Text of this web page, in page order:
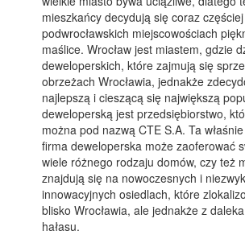
mieszkańcy decydują się coraz
podwrocławskich miejscowościach
maślice. Wrocław jest miastem, gdzie
deweloperskich, które zajmują się
obrzeżach Wrocławia, jednakże
najlepszą i cieszącą się największą
deweloperską jest przedsiębiorstwo,
można pod nazwą CTE S.A. Ta
firma deweloperska może zaoferować
wiele różnego rodzaju domów, czy też
znajdują się na nowoczesnych i
innowacyjnych osiedlach, które
blisko Wrocławia, ale jednakże z
hałasu.